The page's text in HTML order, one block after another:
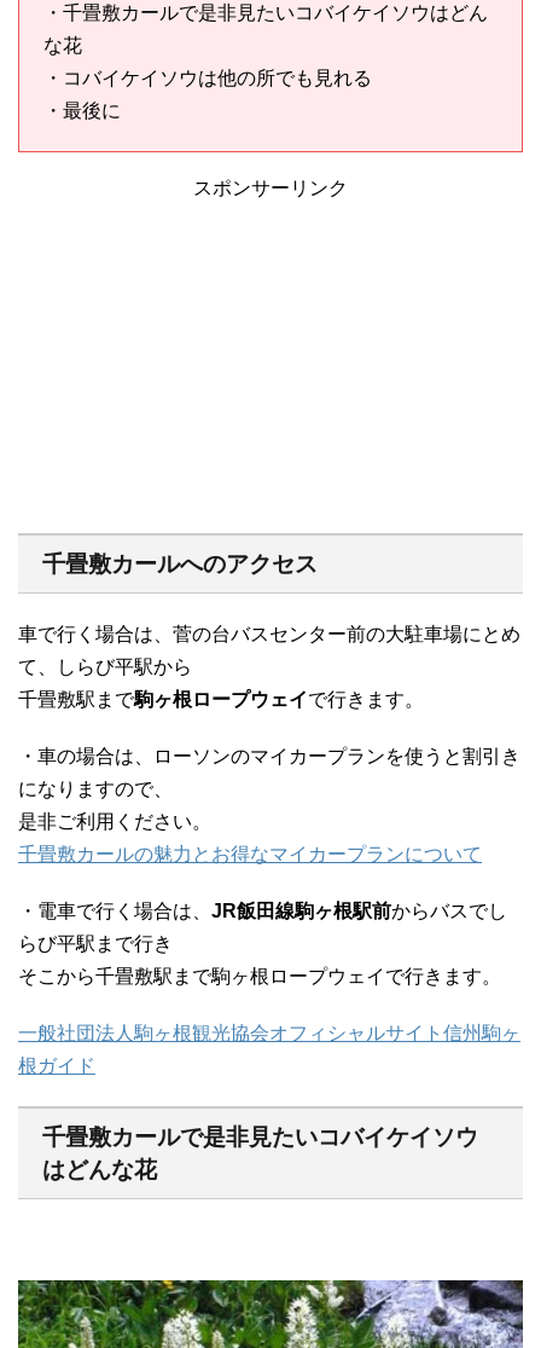
・千畳敷カールで是非見たいコバイケイソウはどん
な花
・コバイケイソウは他の所でも見れる
・最後に
スポンサーリンク
千畳敷カールへのアクセス
車で行く場合は、菅の台バスセンター前の大駐車場にとめ
て、しらび平駅から
千畳敷駅まで駒ヶ根ロープウェイで行きます。
・車の場合は、ローソンのマイカープランを使うと割引き
になりますので、
是非ご利用ください。
千畳敷カールの魅力とお得なマイカープランについて
・電車で行く場合は、 JR飯田線駒ヶ根駅前からバスでし
らび平駅まで行き
そこから千畳敷駅まで駒ヶ根ロープウェイで行きます。
一般社団法人駒ヶ根観光協会オフィシャルサイト信州駒ヶ
根ガイド
千畳敷カールで是非見たいコバイケイソウ
はどんな花